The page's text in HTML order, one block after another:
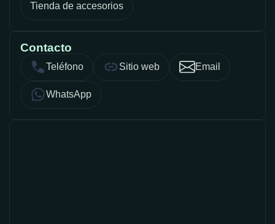
Tienda de accesorios
Contacto
Teléfono Sitio web Email
WhatsApp